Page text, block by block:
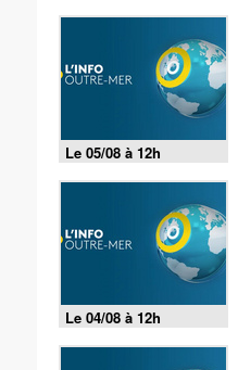
Le 05/08 à 12h
Le 04/08 à 12h